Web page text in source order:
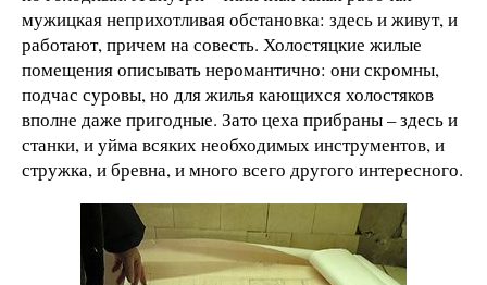
мужицкая неприхотливая обстановка: здесь и живут, и
работают, причем на совесть. Холостяцкие жилые
помещения описывать неромантично: они скромны,
подчас суровы, но для жилья кающихся холостяков
вполне даже пригодные. Зато цеха прибраны – здесь и
станки, и уйма всяких необходимых инструментов, и
стружка, и бревна, и много всего другого интересного.